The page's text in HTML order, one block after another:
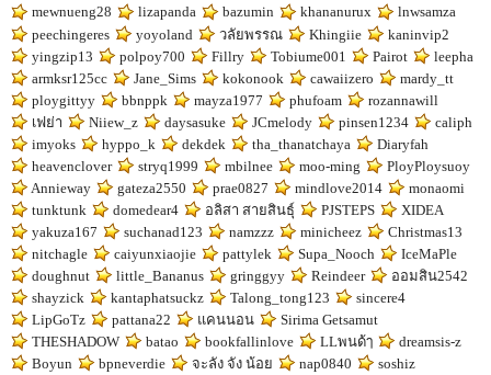
mewnueng28
lizapanda bazumin khananurux
lnwsamza
peechingeres
yoyoland วลัยพรรณ Khingiie
kaninvip2
yingzip13
polpoy700 Fillry Tobiume001 Pairot
leepha
armksr125cc
Jane_Sims kokonook cawaiizero
mardy_tt
ploygittyy
bbnppk mayza1977 phufoam
rozannawill
เฟย่า
Niiew_z daysasuke JCmelody pinsen1234
caliph
imyoks
hyppo_k dekdek tha_thanatchaya
Diaryfah
heavenclover
stryq1999 mbilnee moo-ming
PloyPloysuoy
Annieway
gateza2550 prae0827 mindlove2014
monaomi
tunktunk
domedear4 อลิสา สายสินธุ์ PJSTEPS
XIDEA
yakuza167
suchanad123 namzzz minicheez
Christmas13
nitchagle
caiyunxiaojie pattylek Supa_Nooch
IceMaPle
doughnut
little_Bananus gringgyy Reindeer
ออมสิน2542
shayzick
kantaphatsuckz Talong_tong123
sincere4
LipGoTz
pattana22 แคนนอน
Sirima Getsamut
THESHADOW
batao bookfallinlove LLพนด้ๅ
dreamsis-z
Boyun
bpneverdie จะลัง จัง น้อย nap0840
soshiz